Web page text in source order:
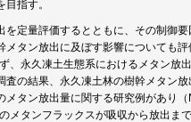
指す。
定量評価するとともに、その制御
タン放出に及ぼす影響についても
、永久凍土生態系におけるメタン放
の結果、永久凍土林の樹幹メタン
タン放出量に関する研究例があり
メタンフラックスが吸収から放出ま